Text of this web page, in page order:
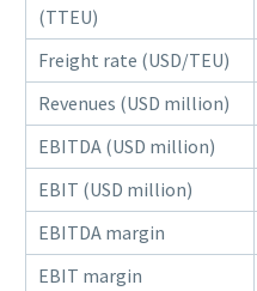
(TTEU)
Freight rate (USD/TEU)
Revenues (USD million)
EBITDA (USD million)
EBIT (USD million)
EBITDA margin
EBIT margin